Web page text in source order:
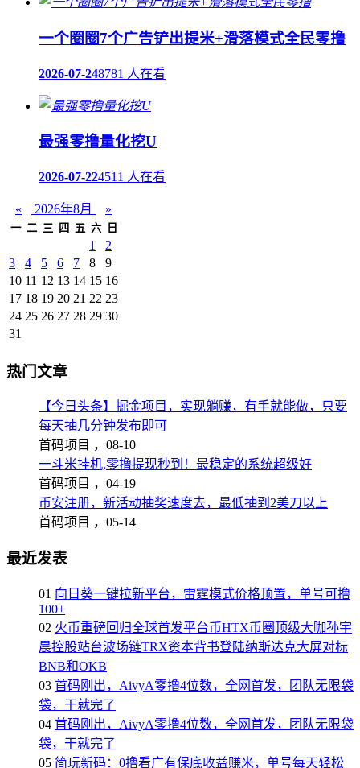
一个圈圈7个广告铲出提米+滑落模式全民零撸
2026-07-248781 人在看
最强零撸量化挖U
2026-07-224511 人在看
« 2026年8月 »
一 二 三 四 五 六 日
1
2
3
4 5 6 7 8
9
10 11 12 13 14 15 16
17 18 19 20 21 22 23
24 25 26 27 28 29 30
31
热门文章
【今日头条】掘金项目，实现躺赚，有手就能做，只要
每天抽几分钟发布即可
首码项目 ， 08-10
一斗米挂机,零撸提现秒到！最稳定的系统超级好
首码项目 ， 04-19
币安注册，新活动抽奖速度去，最低抽到2美刀以上
首码项目 ， 05-14
最近发表
01 向日葵一键拉新平台，雷霆模式价格顶置，单号可撸
100+
02 火币重磅回归全球首发平台币HTX币圈顶级大咖孙宇
晨控股站台波场链TRX资本背书登陆纳斯达克大屏对标
BNB和OKB
03 首码刚出，AivyA零撸4位数，全网首发，团队无限袋
袋，干就完了
04 首码刚出，AivyA零撸4位数，全网首发，团队无限袋
袋，干就完了
05 简玩新码：0撸看广有保底收益赚米，单号每天轻松